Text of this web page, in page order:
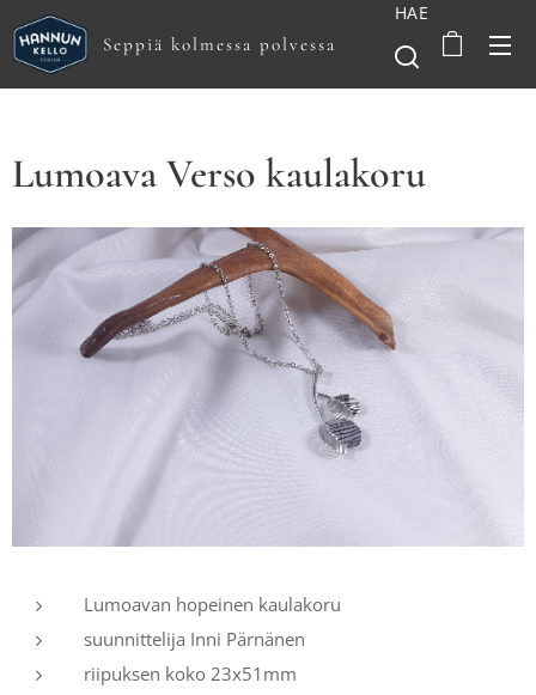
Seppiä kolmessa polvessa
HAE
Lumoava Verso kaulakoru
Lumoavan hopeinen kaulakoru
suunnittelija Inni Pärnänen
riipuksen koko 23x51mm